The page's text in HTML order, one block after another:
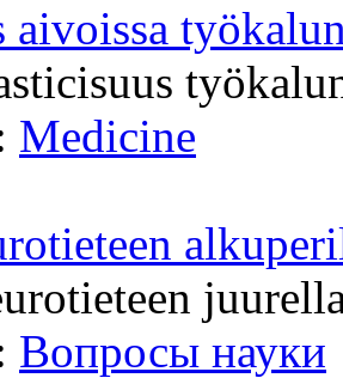
aivoissa
Medicine
Вопросы науки